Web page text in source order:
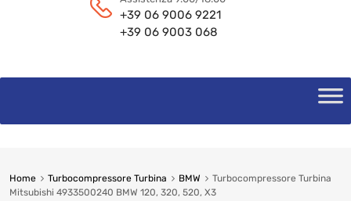
+39 06 9006 9221
+39 06 9003 068
content
Home Turbocompressore Turbina BMW
Turbocompressore
Turbina Mitsubishi 4933500240 BMW 120, 320, 520, X3